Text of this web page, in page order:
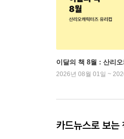
이달의 책 8월 : 산리
2026년 08월 01일 ~
카드뉴스로 보는